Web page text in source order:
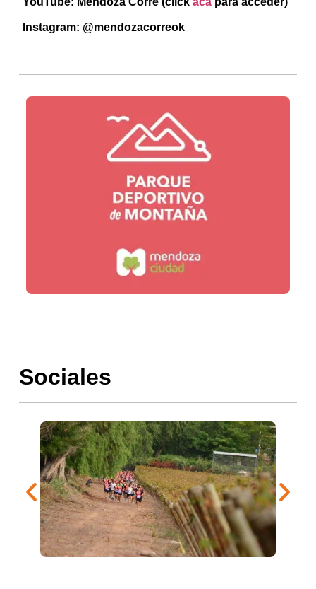
Instagram: @mendozacorreok
Sociales